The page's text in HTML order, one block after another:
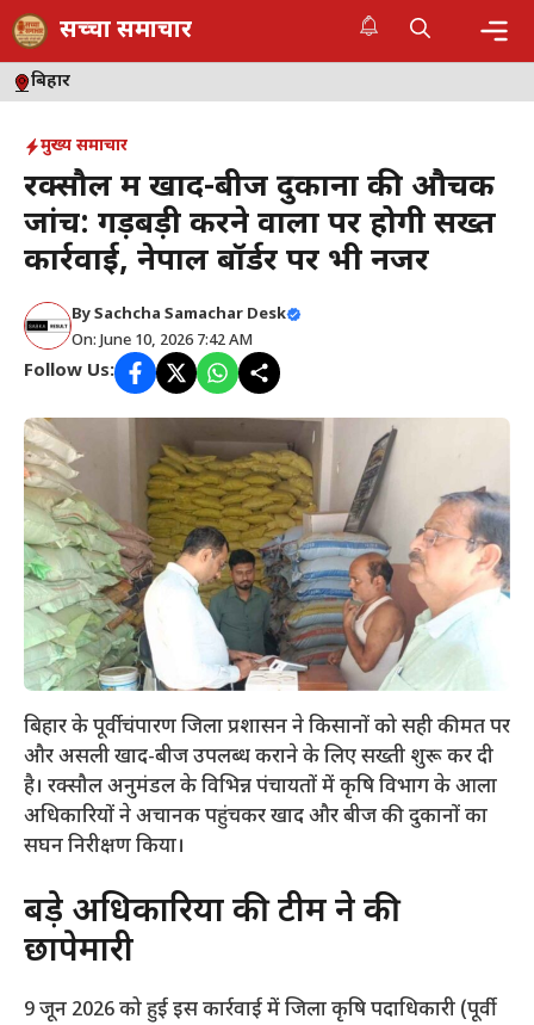
Skip
to
content
सच्चा समाचार
बिहार
मुख्य समाचार
रक्सौल में खाद-बीज दुकानों की औचक
जांच: गड़बड़ी करने वालों पर होगी सख्त
कार्रवाई, नेपाल बॉर्डर पर भी नजर
BySachcha Samachar Desk
On: June 10, 2026 7:42 AM
Follow Us:
​बिहार के पूर्वी चंपारण जिला प्रशासन ने किसानों को सही कीमत पर
और असली खाद-बीज उपलब्ध कराने के लिए सख्ती शुरू कर दी
है। रक्सौल अनुमंडल के विभिन्न पंचायतों में कृषि विभाग के आला
अधिकारियों ने अचानक पहुंचकर खाद और बीज की दुकानों का
सघन निरीक्षण किया।
​बड़े अधिकारियों की टीम ने की
छापेमारी
​9 जून 2026 को हुई इस कार्रवाई में जिला कृषि पदाधिकारी (पूर्वी